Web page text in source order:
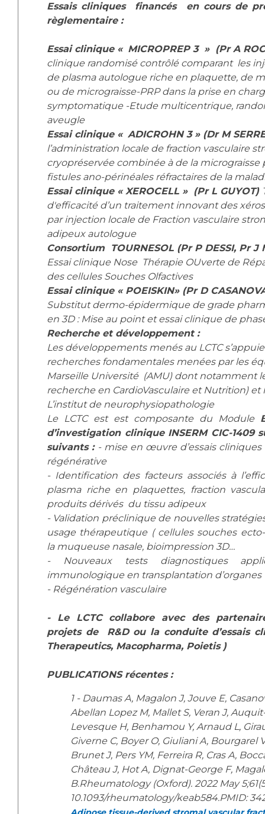
Essais cliniques financés en cours de
règlementaire :
Essai clinique « MICROPREP 3 » (Pr A
clinique randomisé contrôlé comparant les
de plasma autologue riche en plaquette, de
ou de micrograisse-PRP dans la prise en
symptomatique -Etude multicentrique,
aveugle
Essai clinique « ADICROHN 3 » (Dr M
l’administration locale de fraction vasculaire
cryopréservée combinée à de la
fistules ano-périnéales réfractaires de la
Essai clinique « XEROCELL » (Pr L GUYOT)
d'efficacité d’un traitement innovant des
par injection locale de Fraction vasculaire
adipeux autologue
Consortium TOURNESOL (Pr P DESSI, Pr J
Essai clinique Nose Thérapie OUverte de
des cellules Souches Olfactives
Essai clinique « POEISKIN» (Pr D
Substitut dermo-épidermique de grade
en 3D : Mise au point et essai clinique de
Recherche et développement :
Les développements menés au LCTC
recherches fondamentales menées par les
Marseille Université (AMU) dont notamment
recherche en CardioVasculaire et Nutrition) et
L’institut de neurophysiopathologie
Le LCTC est est composante du Module
d’investigation clinique INSERM CIC-1409
suivants : - mise en œuvre d’essais
régénérative
- Identification des facteurs associés à
plasma riche en plaquettes, fraction
produits dérivés du tissu adipeux
- Validation préclinique de nouvelles
usage thérapeutique ( cellules souches
la muqueuse nasale, bioimpression 3D…
- Nouveaux tests diagnostiques
immunologique en transplantation d’organes
- Régénération vasculaire
- Le LCTC collabore avec des
projets de R&D ou la conduite d’essais
Therapeutics, Macopharma, Poietis )
PUBLICATIONS récentes :
1 - Daumas A, Magalon J, Jouve E,
Abellan Lopez M, Mallet S, Veran J,
Levesque H, Benhamou Y, Arnaud L,
Giverne C, Boyer O, Giuliani A, Bourgarel
Brunet J, Pers YM, Ferreira R, Cras A,
Château J, Hot A, Dignat-George F,
B.Rheumatology (Oxford). 2022 May
10.1093/rheumatology/keab584.PMID: